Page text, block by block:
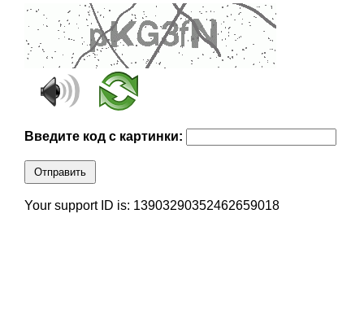
Введите код с картинки:
Отправить
Your support ID is: 13903290352462659018